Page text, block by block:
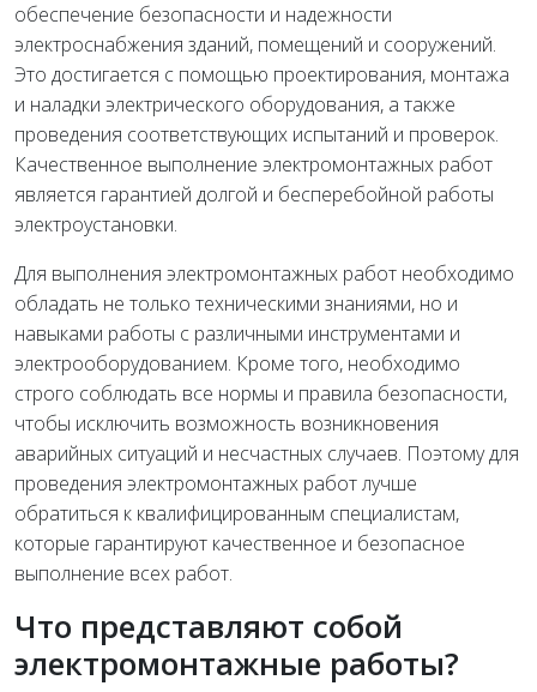
обеспечение безопасности и надежности
электроснабжения зданий, помещений и сооружений.
Это достигается с помощью проектирования, монтажа
и наладки электрического оборудования, а также
проведения соответствующих испытаний и проверок.
Качественное выполнение электромонтажных работ
является гарантией долгой и бесперебойной работы
электроустановки.
Для выполнения электромонтажных работ необходимо
обладать не только техническими знаниями, но и
навыками работы с различными инструментами и
электрооборудованием. Кроме того, необходимо
строго соблюдать все нормы и правила безопасности,
чтобы исключить возможность возникновения
аварийных ситуаций и несчастных случаев. Поэтому для
проведения электромонтажных работ лучше
обратиться к квалифицированным специалистам,
которые гарантируют качественное и безопасное
выполнение всех работ.
Что представляют собой
электромонтажные работы?